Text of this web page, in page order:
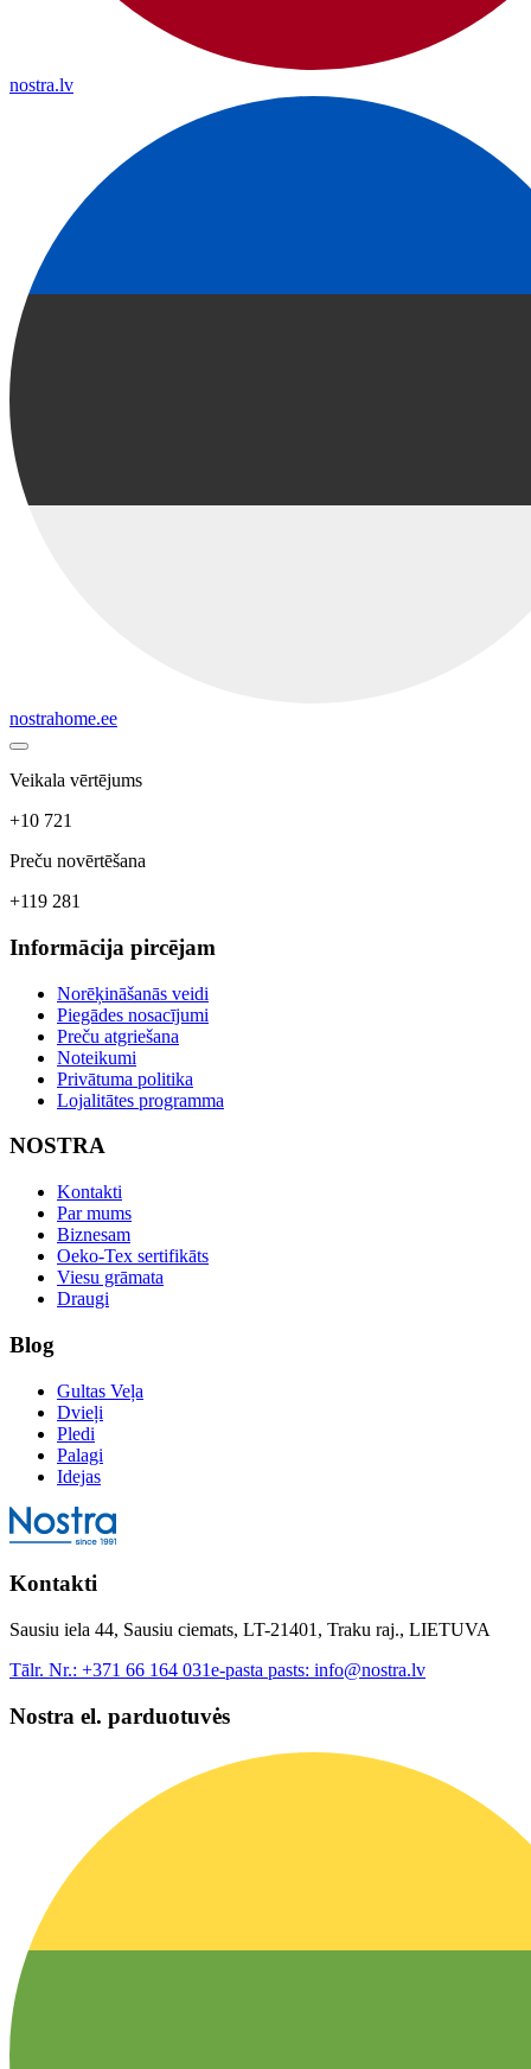
nostra.lv
nostrahome.ee
Veikala vērtējums
+10 721
Preču novērtēšana
+119 281
Informācija pircējam
Norēķināšanās veidi
Piegādes nosacījumi
Preču atgriešana
Noteikumi
Privātuma politika
Lojalitātes programma
NOSTRA
Kontakti
Par mums
Biznesam
Oeko-Tex sertifikāts
Viesu grāmata
Draugi
Blog
Gultas Veļa
Dvieļi
Pledi
Palagi
Idejas
Kontakti
Sausiu iela 44, Sausiu ciemats, LT-21401, Traku raj., LIETUVA
Tālr. Nr.: +371 66 164 031e-pasta pasts: info@nostra.lv
Nostra el. parduotuvės